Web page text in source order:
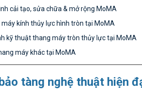
cải tạo, sửa chữa & mở rộng MoMA
máy kính thủy lực hình tròn tại MoMA
kỹ thuật thang máy tròn thủy lực tại MoMA
máy khác tại MoMA
tàng nghệ thuật hiện